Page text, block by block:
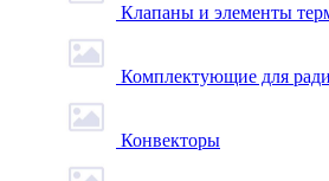
Клапаны и элементы
Комплектующие для
Конвекторы